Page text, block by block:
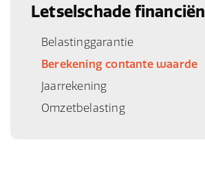
Letselschade financiën
Belastinggarantie
Berekening contante waarde
Jaarrekening
Omzetbelasting